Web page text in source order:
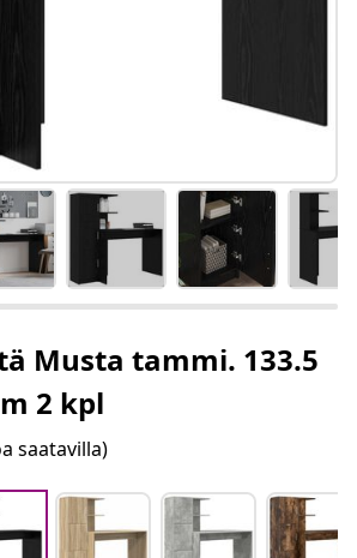
Musta tammi. 133.5
2 kpl
saatavilla)